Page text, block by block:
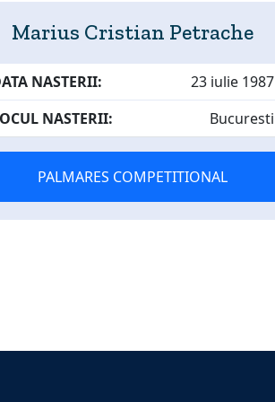
Marius Cristian Petrache
NASTERII:
23 iulie 1987
NASTERII:
Bucuresti
PALMARES COMPETITIONAL